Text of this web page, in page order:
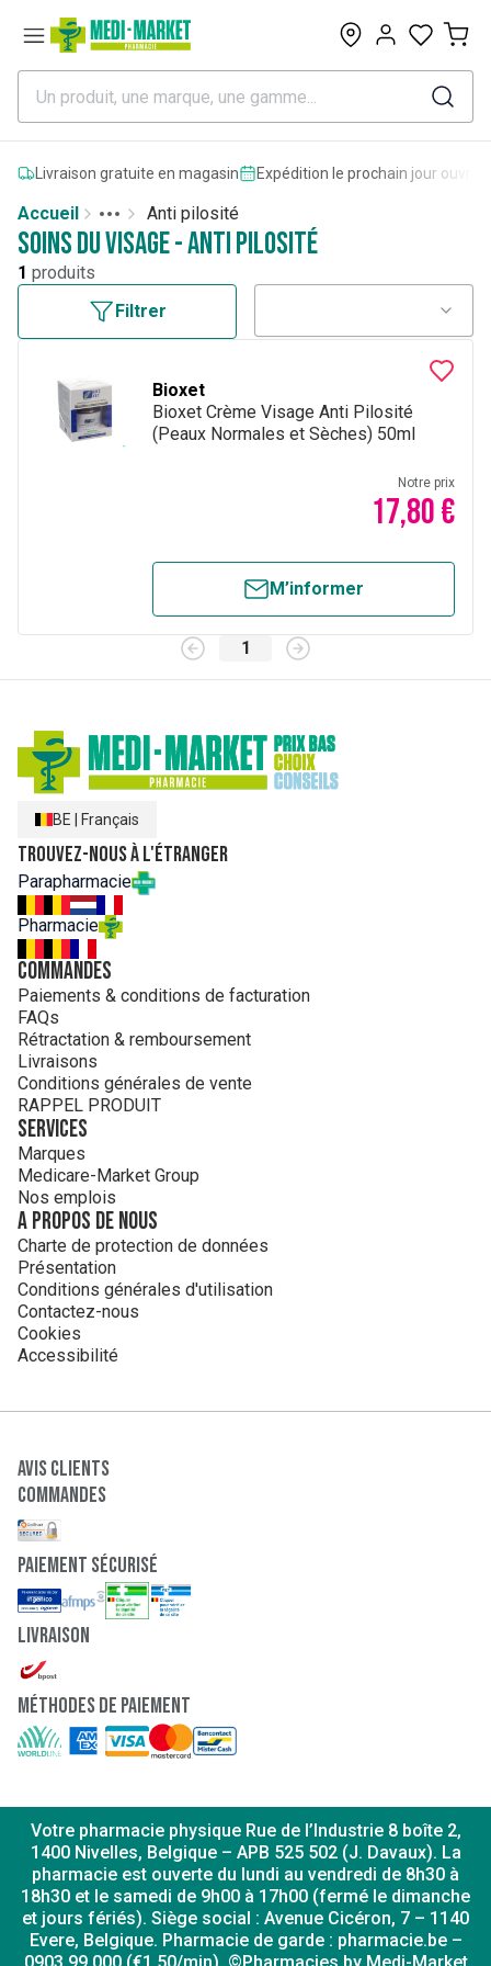
0
Livraison gratuite en magasin Expédition le prochain jour
Accueil
More
Toggle menu
Anti pilosité
Soins du visage - Anti pilosité
1 produits
Filtrer
Bioxet
Bioxet Crème Visage Anti Pilosité
(Peaux Normales et Sèches) 50ml
Notre prix
17,80 €
M’informer
1
BE Français
Trouvez-nous à l'étranger
Parapharmacie
Pharmacie
Commandes
Paiements & conditions de facturation
FAQs
Rétractation & remboursement
Livraisons
Conditions générales de vente
RAPPEL PRODUIT
Services
Marques
Medicare-Market Group
Nos emplois
A propos de nous
Charte de protection de données
Présentation
Conditions générales d'utilisation
Contactez-nous
Cookies
Accessibilité
Avis clients
Commandes
paiement sécurisé
Livraison
Méthodes de paiement
Votre pharmacie physique Rue de l’Industrie 8 boîte 2,
1400 Nivelles, Belgique – APB 525 502 (J. Davaux). La
pharmacie est ouverte du lundi au vendredi de 8h30 à
18h30 et le samedi de 9h00 à 17h00 (fermé le dimanche
et jours fériés). Siège social : Avenue Cicéron, 7 – 1140
Evere, Belgique. Pharmacie de garde : pharmacie.be –